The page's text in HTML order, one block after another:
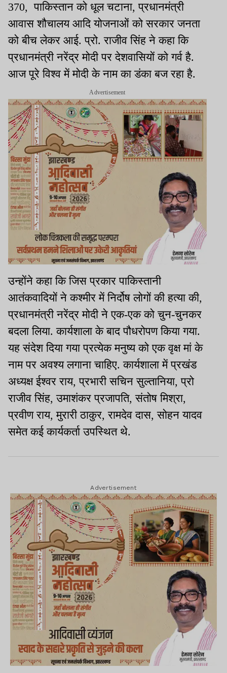
370, पाकिस्तान को धूल चटाना, प्रधानमंत्री
आवास शौचालय आदि योजनाओं को सरकार जनता
को बीच लेकर आई. प्रो. राजीव सिंह ने कहा कि
प्रधानमंत्री नरेंद्र मोदी पर देशवासियों को गर्व है.
आज पूरे विश्व में मोदी के नाम का डंका बज रहा है.
Advertisement
उन्होंने कहा कि जिस प्रकार पाकिस्तानी
आतंकवादियों ने कश्मीर में निर्दोष लोगों की हत्या की,
प्रधानमंत्री नरेंद्र मोदी ने एक-एक को चुन-चुनकर
बदला लिया. कार्यशाला के बाद पौधरोपण किया गया.
यह संदेश दिया गया प्रत्येक मनुष्य को एक वृक्ष मां के
नाम पर अवश्य लगाना चाहिए. कार्यशाला में प्रखंड
अध्यक्ष ईश्वर राय, प्रभारी सचिन सुल्तानिया, प्रो
राजीव सिंह, उमाशंकर प्रजापति, संतोष मिश्रा,
प्रवीण राय, मुरारी ठाकुर, रामदेव दास, सोहन यादव
समेत कई कार्यकर्ता उपस्थित थे.
Advertisement